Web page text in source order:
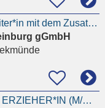
Freigestellte Praxisanleiter*in mit dem Zusatz stellvertretende Pflegedienstleitung (m/w/d)
gGmbH
PFLEGEKRAFT ODER ERZIEHER*IN (M/W/D)